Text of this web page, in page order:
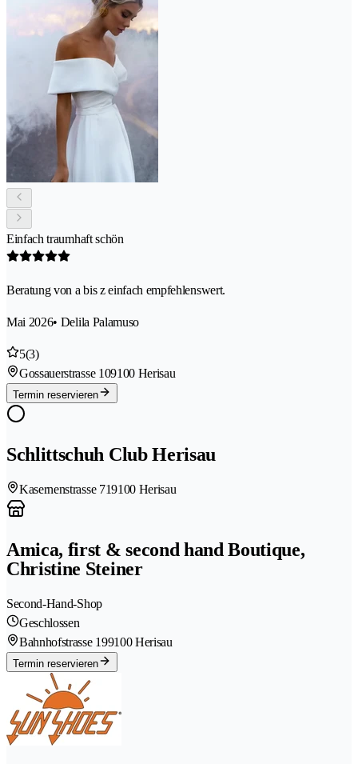
Einfach traumhaft schön
Beratung von a bis z einfach empfehlenswert.
Mai 2026• Delila Palamuso
5(3)
Gossauerstrasse 109100 Herisau
Termin reservieren
Schlittschuh Club Herisau
Kasernenstrasse 719100 Herisau
Amica, first & second hand Boutique,
Christine Steiner
Second-Hand-Shop
Geschlossen
Bahnhofstrasse 199100 Herisau
Termin reservieren